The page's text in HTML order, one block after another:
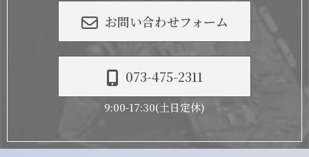
お問い合わせフォーム
073-475-2311
9:00-17:30(土日定休)